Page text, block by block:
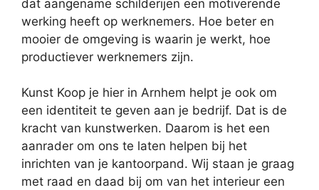
dat aangename schilderijen een motiverende
werking heeft op werknemers. Hoe beter en
mooier de omgeving is waarin je werkt, hoe
productiever werknemers zijn.
Kunst Koop je hier in Arnhem helpt je ook om
een identiteit te geven aan je bedrijf. Dat is de
kracht van kunstwerken. Daarom is het een
aanrader om ons te laten helpen bij het
inrichten van je kantoorpand. Wij staan je graag
met raad en daad bij om van het interieur een